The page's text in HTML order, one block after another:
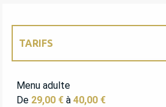
TARIFS
Menu adulte
De 29,00 € à 40,00 €